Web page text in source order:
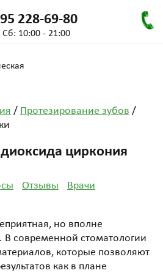
Сб: 10:00 - 21:00
228-69-80
/ Протезирование зубов /
циркония
Отзывы Врачи
но вполне
современной стоматологии
которые позволяют
как в плане